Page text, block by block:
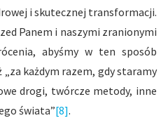
i skutecznej transformacji.
Panem i naszymi zranionymi
abyśmy w ten sposób
każdym razem, gdy staramy
drogi, twórcze metody, inne
świata”[8].